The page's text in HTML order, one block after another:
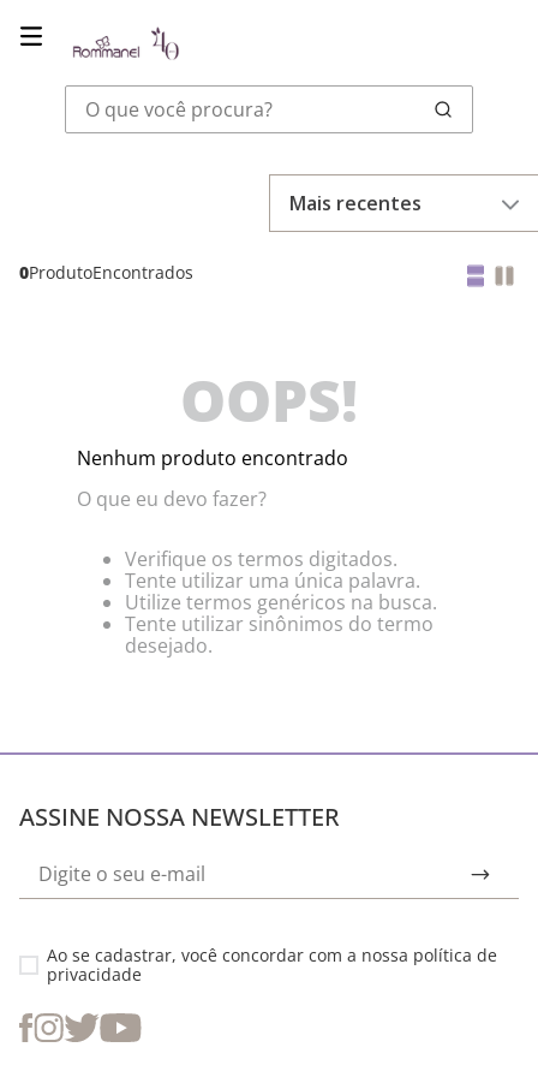
O que você procura?
Mais recentes
0Produto
OOPS!
Nenhum produto encontrado
O que eu devo fazer?
Verifique os termos digitados.
Tente utilizar uma única palavra.
Utilize termos genéricos na busca.
Tente utilizar sinônimos do termo
desejado.
ASSINE NOSSA NEWSLETTER
Ao se cadastrar, você concordar com a nossa política de
privacidade